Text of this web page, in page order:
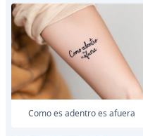
como es adentro es afuera